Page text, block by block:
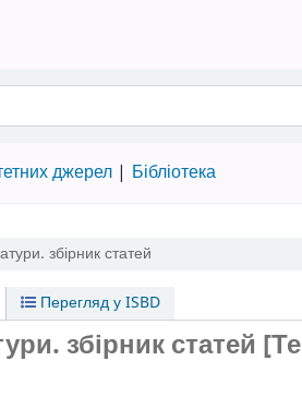
джерел Бібліотека
збірник статей
Перегляд у ISBD
збірник статей